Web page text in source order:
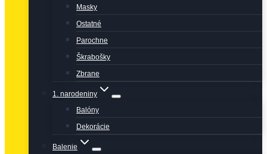
Masky
Ostatné
Parochne
Škrabošky
Zbrane
1. narodeniny
Balóny
Dekorácie
Balenie